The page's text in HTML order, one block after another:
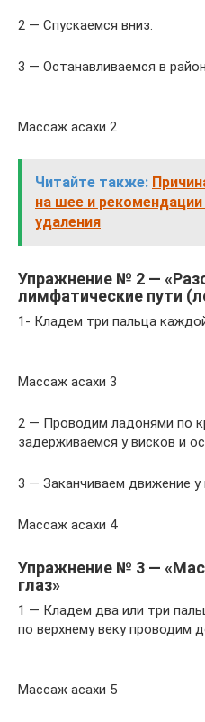
2 — Спускаемся вниз.
3 — Останавливаемся в
Массаж асахи 2
Читайте также:
на шее и
удаления
Упражнение № 2 —
лимфатические пути
1- Кладем три пальца
Массаж асахи 3
2 — Проводим ладонями по
задерживаемся у висков и
3 — Заканчиваем движение у
Массаж асахи 4
Упражнение № 3 —
глаз»
1 — Кладем два или три
по верхнему веку проводим
Массаж асахи 5